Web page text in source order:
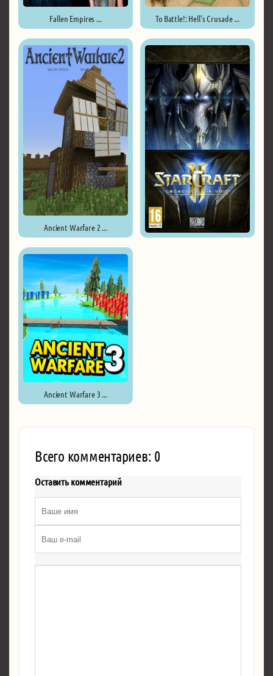
Fallen Empires ... To Battle!: Hell's Crusade ...
Ancient Warfare 2 ...
Ancient Warfare 3 ...
Всего комментариев: 0
Оставить комментарий